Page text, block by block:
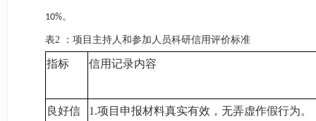
10%。
表2 ： 项目主持人和参加人员科研信用评价标准
指标 信用记录内容
良好信
1.项目申报材料真实有效，无弄虚作假行为。